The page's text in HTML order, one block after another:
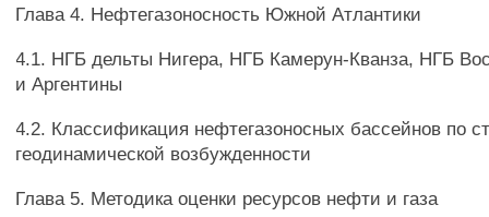
Глава 4. Нефтегазоносность Южной Атлантики
4.1. НГБ дельты Нигера, НГБ Камерун-Кванза, НГБ
и Аргентины
4.2. Классификация нефтегазоносных бассейнов по
геодинамической возбужденности
Глава 5. Методика оценки ресурсов нефти и газа